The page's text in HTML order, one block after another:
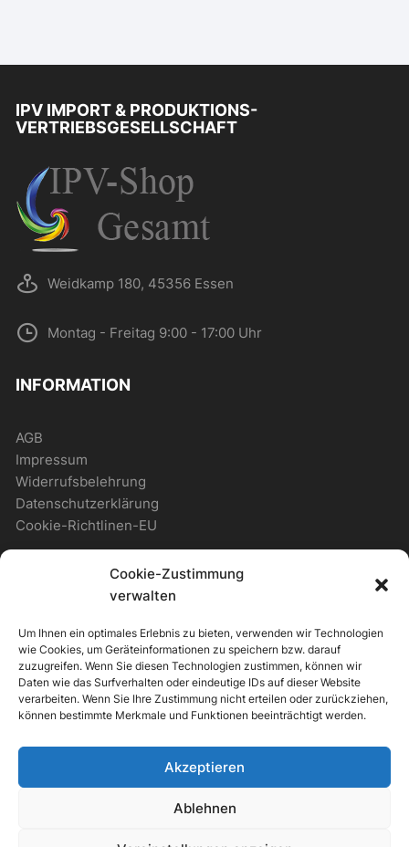
Cookie-Zustimmung
verwalten
Um Ihnen ein optimales Erlebnis zu bieten, verwenden wir Technologien
wie Cookies, um Geräteinformationen zu speichern bzw. darauf
zuzugreifen. Wenn Sie diesen Technologien zustimmen, können wir
Daten wie das Surfverhalten oder eindeutige IDs auf dieser Website
verarbeiten. Wenn Sie Ihre Zustimmung nicht erteilen oder zurückziehen,
können bestimmte Merkmale und Funktionen beeinträchtigt werden.
Akzeptieren
Ablehnen
IPV IMPORT & PRODUKTIONS-
VERTRIEBSGESELLSCHAFT
Weidkamp 180, 45356 Essen
Montag - Freitag 9:00 - 17:00 Uhr
INFORMATION
AGB
Impressum
Widerrufsbelehrung
Datenschutzerklärung
Cookie-Richtlinen-EU
WICHTIGES
Zahlungsmöglichkeiten
Versandmöglichkeiten
Newsletter
ALLGEMEIN